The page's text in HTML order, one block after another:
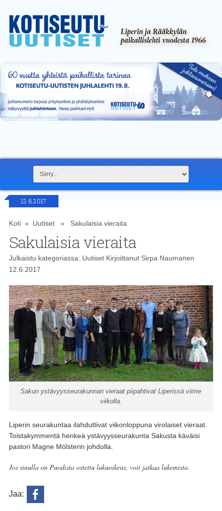
12.6.2017
Koti» Uutiset» Sakulaisia vieraita
Sakulaisia vieraita
Julkaistu kategoriassa: UutisetKirjoittanut Sirpa Naumanen
12.6.2017
Sakun ystävyysseurakunnan vieraat piipahtivat Liperissä viime
viikolla.
Liperin seurakuntaa ilahduttivat viikonloppuna virolaiset vieraat.
Toistakymmentä henkeä ystävyysseurakunta Sakusta käväisi
pastori Magne Mölsterin johdolla.
Jos sinulla on Puodista ostettu lukuoikeus, voit jatkaa lukemista.
Jaa: